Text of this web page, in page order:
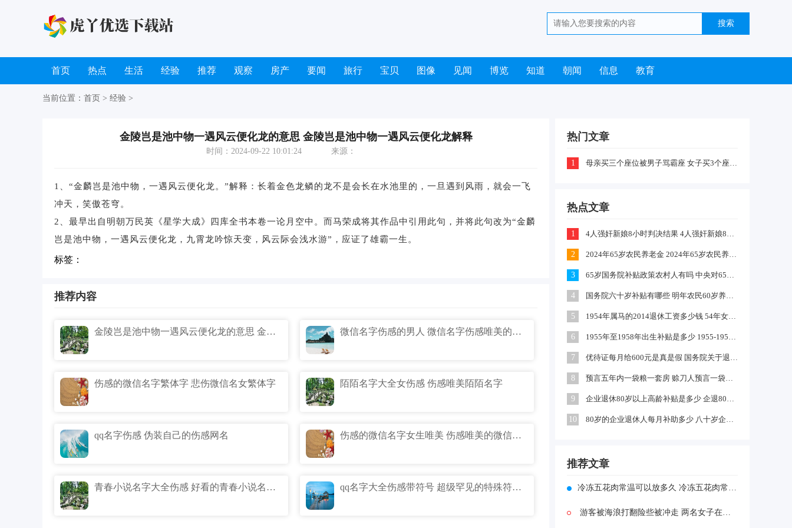
首页 热点 生活 经验 推荐 观察 房产 要闻 旅行 宝贝 图像 见闻 博览 知道 朝闻 信息 教育
当前位置： 首页 > 经验 >
金陵岂是池中物一遇风云便化龙的意思 金陵岂是池中物一遇风云便化龙解释
时间：2024-09-22 10:01:24 来源：
1、“金麟岂是池中物，一遇风云便化龙。”解释：长着金色龙鳞的龙不是会长在水池里的，一旦遇到风雨，就会一飞
冲天，笑傲苍穹。
2、最早出自明朝万民英《星学大成》四库全书本卷一论月空中。而马荣成将其作品中引用此句，并将此句改为“金麟
岂是池中物，一遇风云便化龙，九霄龙吟惊天变，风云际会浅水游”，应证了雄霸一生。
标签：
推荐内容
金陵岂是池中物一遇风云便化龙的意思 金陵岂是池中物一遇风云便化龙解释 微信名字伤感的男人 微信名字伤感唯美的男人
伤感的微信名字繁体字 悲伤微信名女繁体字 陌陌名字大全女伤感 伤感唯美陌陌名字
qq名字伤感 伪装自己的伤感网名 伤感的微信名字女生唯美 伤感唯美的微信名字女生网名
青春小说名字大全伤感 好看的青春小说名字大全伤感 qq名字大全伤感带符号 超级罕见的特殊符号qq名
热门文章
1 母亲买三个座位被男子骂霸座 女子买3个座位被无座大爷骂哭怎么回事
热点文章
1 4人强奸新娘8小时判决结果 4人强奸新娘8小时案件嫌疑犯判刑什么情况
2 2024年65岁农民养老金 2024年65岁农民养老金上涨多少
3 65岁国务院补贴政策农村人有吗 中央对65岁以上老人有补贴吗
4 国务院六十岁补贴有哪些 明年农民60岁养老金每月领多少钱
5 1954年属马的2014退休工资多少钱 54年女马出生农村每年养老金多少
6 1955年至1958年出生补贴是多少 1955-1958年出生补贴在哪领
7 优待证每月给600元是真是假 国务院关于退伍军人每月补助文件
8 预言五年内一袋粮一套房 赊刀人预言一袋面换五栋楼真的吗
9 企业退休80岁以上高龄补贴是多少 企退80岁以上有100元补贴吗
10 80岁的企业退休人每月补助多少 八十岁企退人员补发工资吗
推荐文章
冷冻五花肉常温可以放多久 冷冻五花肉常温可以放多长时间
游客被海浪打翻险些被冲走 两名女子在青岛险些被大浪卷走怎么回事